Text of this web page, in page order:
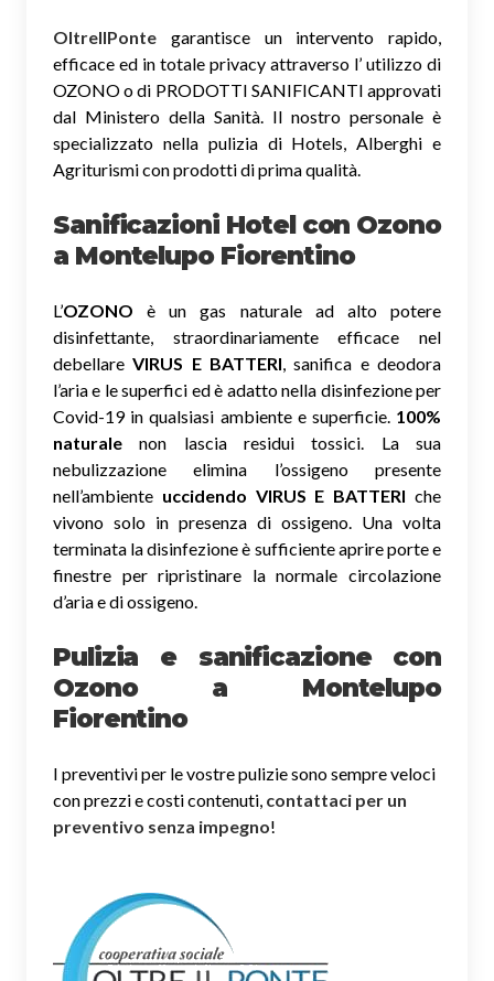
OltreIlPonte garantisce un intervento rapido,
efficace ed in totale privacy attraverso l’ utilizzo di
OZONO o di PRODOTTI SANIFICANTI approvati
dal Ministero della Sanità. Il nostro personale è
specializzato nella pulizia di Hotels, Alberghi e
Agriturismi con prodotti di prima qualità.
Sanificazioni Hotel con Ozono
a Montelupo Fiorentino
L’OZONO è un gas naturale ad alto potere
disinfettante, straordinariamente efficace nel
debellareVIRUS E BATTERI, sanifica e deodora
l’aria e le superfici ed è adatto nella disinfezione per
Covid-19 in qualsiasi ambiente e superficie. 100%
naturale non lascia residui tossici. La sua
nebulizzazione elimina l’ossigeno presente
nell’ambiente uccidendo VIRUS E BATTERI che
vivono solo in presenza di ossigeno. Una volta
terminata la disinfezione è sufficiente aprire porte e
finestre per ripristinare la normale circolazione
d’aria e di ossigeno.
Pulizia e sanificazione con
Ozono a Montelupo
Fiorentino
I preventivi per le vostre pulizie sono sempre veloci
con prezzi e costi contenuti, contattaci per un
preventivo senza impegno!